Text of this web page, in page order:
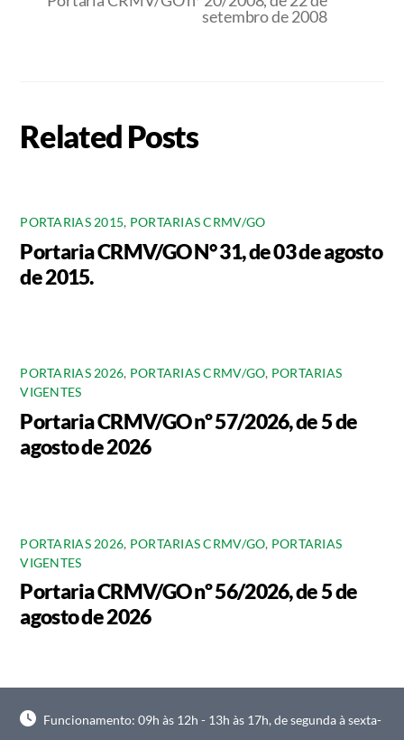
setembro de 2008
Related Posts
PORTARIAS 2015, PORTARIAS CRMV/GO
Portaria CRMV/GO N° 31, de 03 de agosto
de 2015.
PORTARIAS 2026, PORTARIAS CRMV/GO, PORTARIAS
VIGENTES
Portaria CRMV/GO nº 57/2026, de 5 de
agosto de 2026
PORTARIAS 2026, PORTARIAS CRMV/GO, PORTARIAS
VIGENTES
Portaria CRMV/GO nº 56/2026, de 5 de
agosto de 2026
Funcionamento: 09h às 12h - 13h às 17h, de segunda à sexta-